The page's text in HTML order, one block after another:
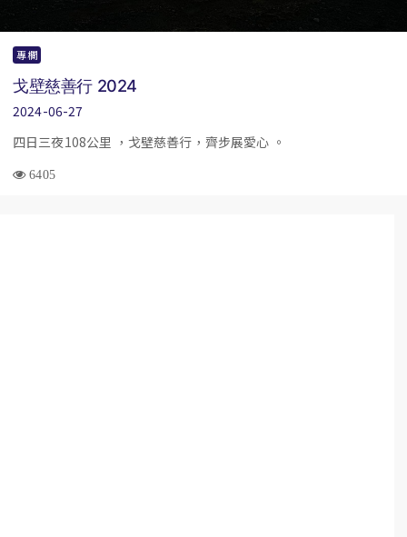
專欄
戈壁慈善行 2024
2024-06-27
四日三夜108公里 ，戈壁慈善行，齊步展愛心 。
6405